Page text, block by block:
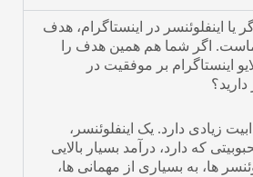
یا اینفلوئنسر در اینستاگرام، هدف
اگر شما هم همین هدف را
اینستاگرام بر موفقیت در
زیادی دارد. یک اینفلوئنسر،
که دارد، درآمد بسیار بالایی
ها، به بسیاری از مهمانی ها،